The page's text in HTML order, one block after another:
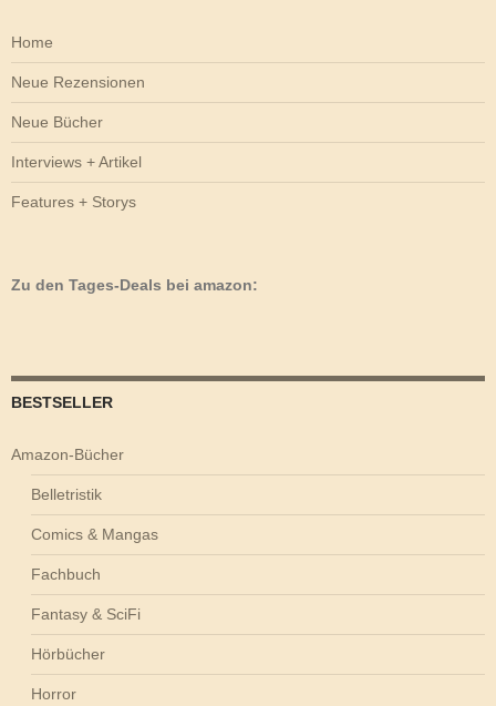
Home
Neue Rezensionen
Neue Bücher
Interviews + Artikel
Features + Storys
Zu den Tages-Deals bei amazon:
BESTSELLER
Amazon-Bücher
Belletristik
Comics & Mangas
Fachbuch
Fantasy & SciFi
Hörbücher
Horror